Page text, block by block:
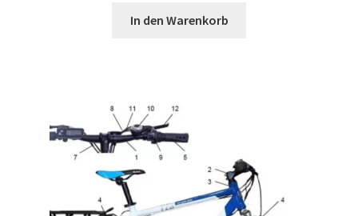
In den Warenkorb